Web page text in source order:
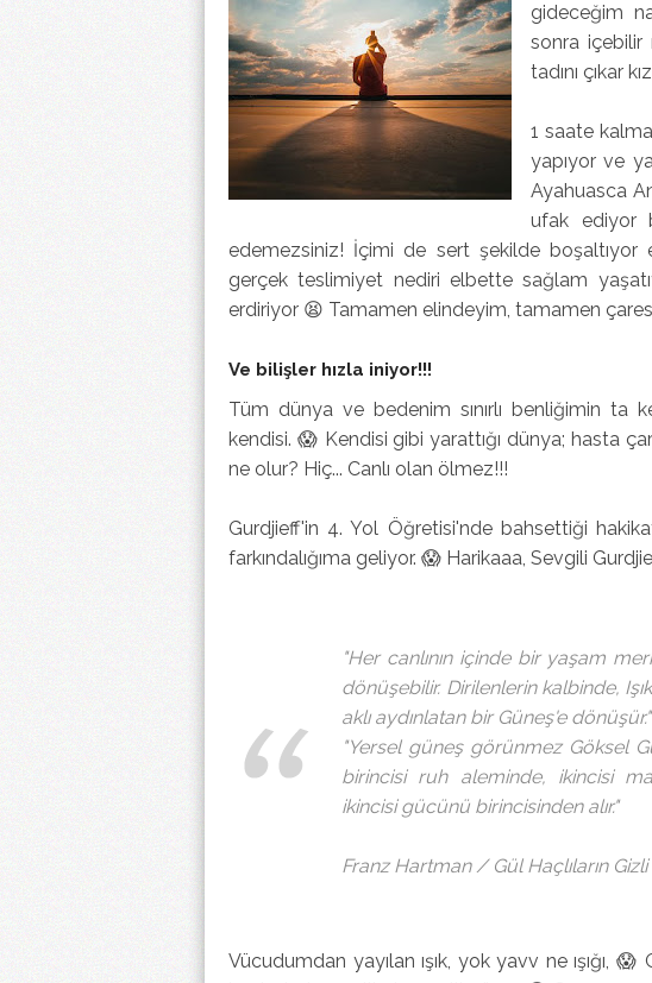
gideceğim
sonra içebilir
tadını çıkar
1 saate
yapıyor ve
Ayahuasca
ufak ediyor
edemezsiniz! İçimi de sert şekilde boşaltıyor
gerçek teslimiyet nediri elbette sağlam
erdiriyor 😫 Tamamen elindeyim, tamamen
Ve bilişler hızla iniyor!!!
Tüm dünya ve bedenim sınırlı benliğimin ta
kendisi. 😱 Kendisi gibi yarattığı dünya; hasta
ne olur? Hiç... Canlı olan ölmez!!!
Gurdjieff'in 4. Yol Öğretisi'nde bahsettiği
farkındalığıma geliyor. 😱 Harikaaa, Sevgili
"Her canlının içinde bir yaşam
dönüşebilir. Dirilenlerin kalbinde,
aklı aydınlatan bir Güneş'e dönüşür."
"Yersel güneş görünmez Göksel
birincisi ruh aleminde, ikincisi
ikincisi gücünü birincisinden alır."
Franz Hartman / Gül Haçlıların
Vücudumdan yayılan ışık, yok yavv ne ışığı,